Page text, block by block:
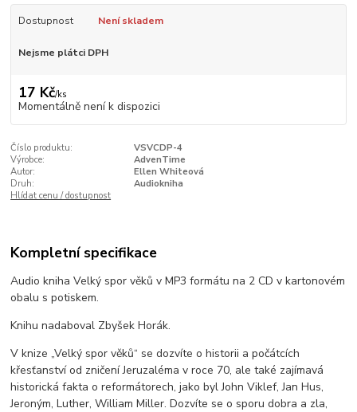
Dostupnost Není skladem
Nejsme plátci DPH
17 Kč/ks
Momentálně není k dispozici
Číslo produktu:
VSVCDP-4
Výrobce:
AdvenTime
Autor:
Ellen Whiteová
Druh:
Audiokniha
Hlídat cenu / dostupnost
Kompletní specifikace
Audio kniha Velký spor věků v MP3 formátu na 2 CD v kartonovém
obalu s potiskem.
Knihu nadaboval Zbyšek Horák.
V knize „Velký spor věků“ se dozvíte o historii a počátcích
křesťanství od zničení Jeruzaléma v roce 70, ale také zajímavá
historická fakta o reformátorech, jako byl John Viklef, Jan Hus,
Jeroným, Luther, William Miller. Dozvíte se o sporu dobra a zla,